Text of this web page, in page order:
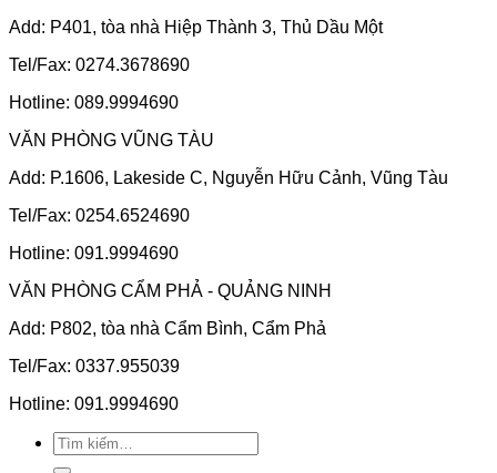
Add: P401, tòa nhà Hiệp Thành 3, Thủ Dầu Một
Tel/Fax: 0274.3678690
Hotline: 089.9994690
VĂN PHÒNG VŨNG TÀU
Add: P.1606, Lakeside C, Nguyễn Hữu Cảnh, Vũng Tàu
Tel/Fax: 0254.6524690
Hotline: 091.9994690
VĂN PHÒNG CẨM PHẢ - QUẢNG NINH
Add: P802, tòa nhà Cẩm Bình, Cẩm Phả
Tel/Fax: 0337.955039
Hotline: 091.9994690
Tìm
kiếm: